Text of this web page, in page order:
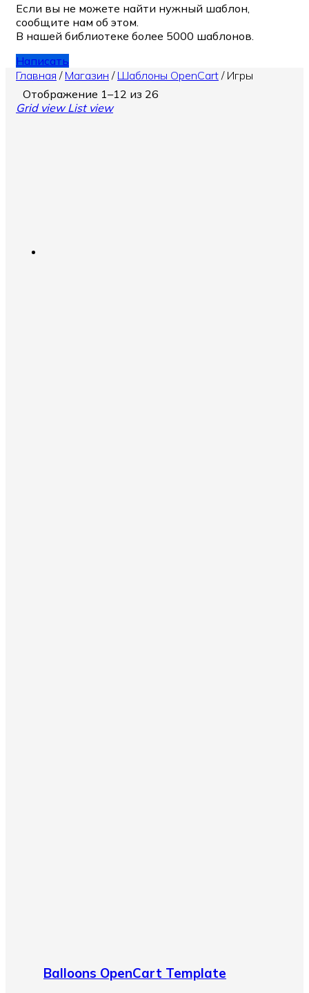
Если вы не можете найти нужный шаблон,
сообщите нам об этом.
В нашей библиотеке более 5000 шаблонов.
Написать
Главная / Магазин / Шаблоны OpenCart / Игры
Отображение 1–12 из 26
Grid view List view
Balloons OpenCart Template